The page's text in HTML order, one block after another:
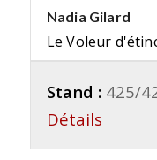
Nadia Gilard
Le Voleur
Stand : 425/
Détails